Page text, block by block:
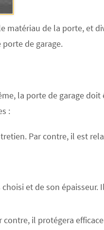
matériau de la porte, et
de garage.
la porte de garage
:
Par contre, il est
et de son épaisseur.
il protégera